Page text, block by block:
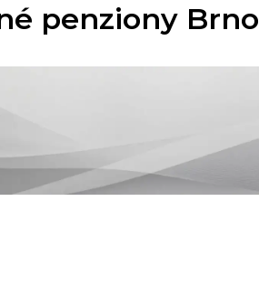
penziony Brno